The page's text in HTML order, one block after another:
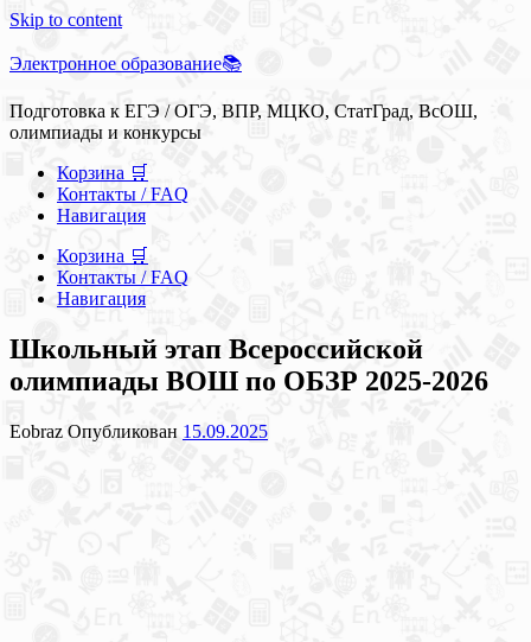
Skip to content
Электронное образование📚
Подготовка к ЕГЭ / ОГЭ, ВПР, МЦКО, СтатГрад, ВсОШ,
олимпиады и конкурсы
Корзина 🛒
Контакты / FAQ
Навигация
Корзина 🛒
Контакты / FAQ
Навигация
Школьный этап Всероссийской
олимпиады ВОШ по ОБЗР 2025-2026
Eobraz Опубликован 15.09.2025